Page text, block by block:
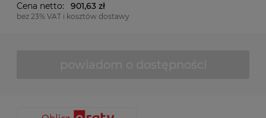
Cena netto: 901,63 zł
bez 23% VAT i kosztów dostawy